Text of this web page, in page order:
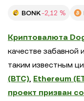
BONK-2,12 %
Криптовалюта
качестве забавной
таким известным
(BTC), Ethereum
проект призван